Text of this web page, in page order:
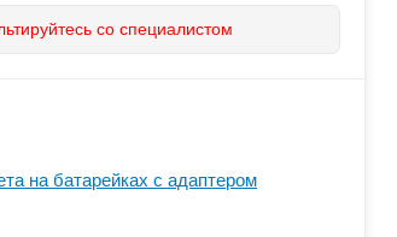
со специалистом
на батарейках с адаптером